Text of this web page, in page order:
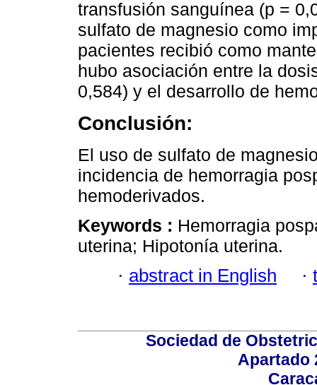
transfusión sanguínea (p =
sulfato de magnesio como
pacientes recibió como
hubo asociación entre la
0,584) y el desarrollo de
Conclusión:
El uso de sulfato de
incidencia de hemorragia
hemoderivados.
Keywords : Hemorragia
uterina; Hipotonía uterina.
· abstract in English ·
Sociedad de
Apartado